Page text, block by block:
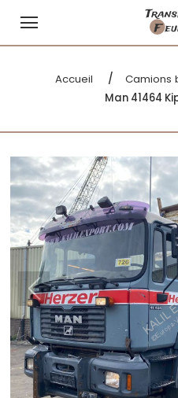
AccueilAccueil Camions
Man 41464